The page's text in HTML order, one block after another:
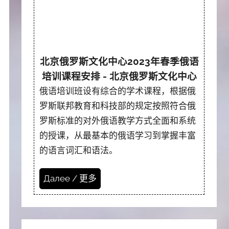
北京俄罗斯文化中心2023年春季俄语
培训课程安排 - 北京俄罗斯文化中心
俄语培训班设有综合的学术课程，根据俄
罗斯联邦教育和科技部的规定按照符合俄
罗斯标准的对外俄语教学方式全面和系统
的授课，从最基本的俄语学习到掌握丰富
的语言词汇和语法。
Далее / 更多